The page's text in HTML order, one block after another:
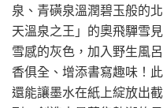
泉、青磺泉溫潤碧玉般的
天溫泉之王」的奧飛驒雪
雪感的灰色，加入野生風
香俱全、增添書寫趣味！
還能讓墨水在紙上綻放出